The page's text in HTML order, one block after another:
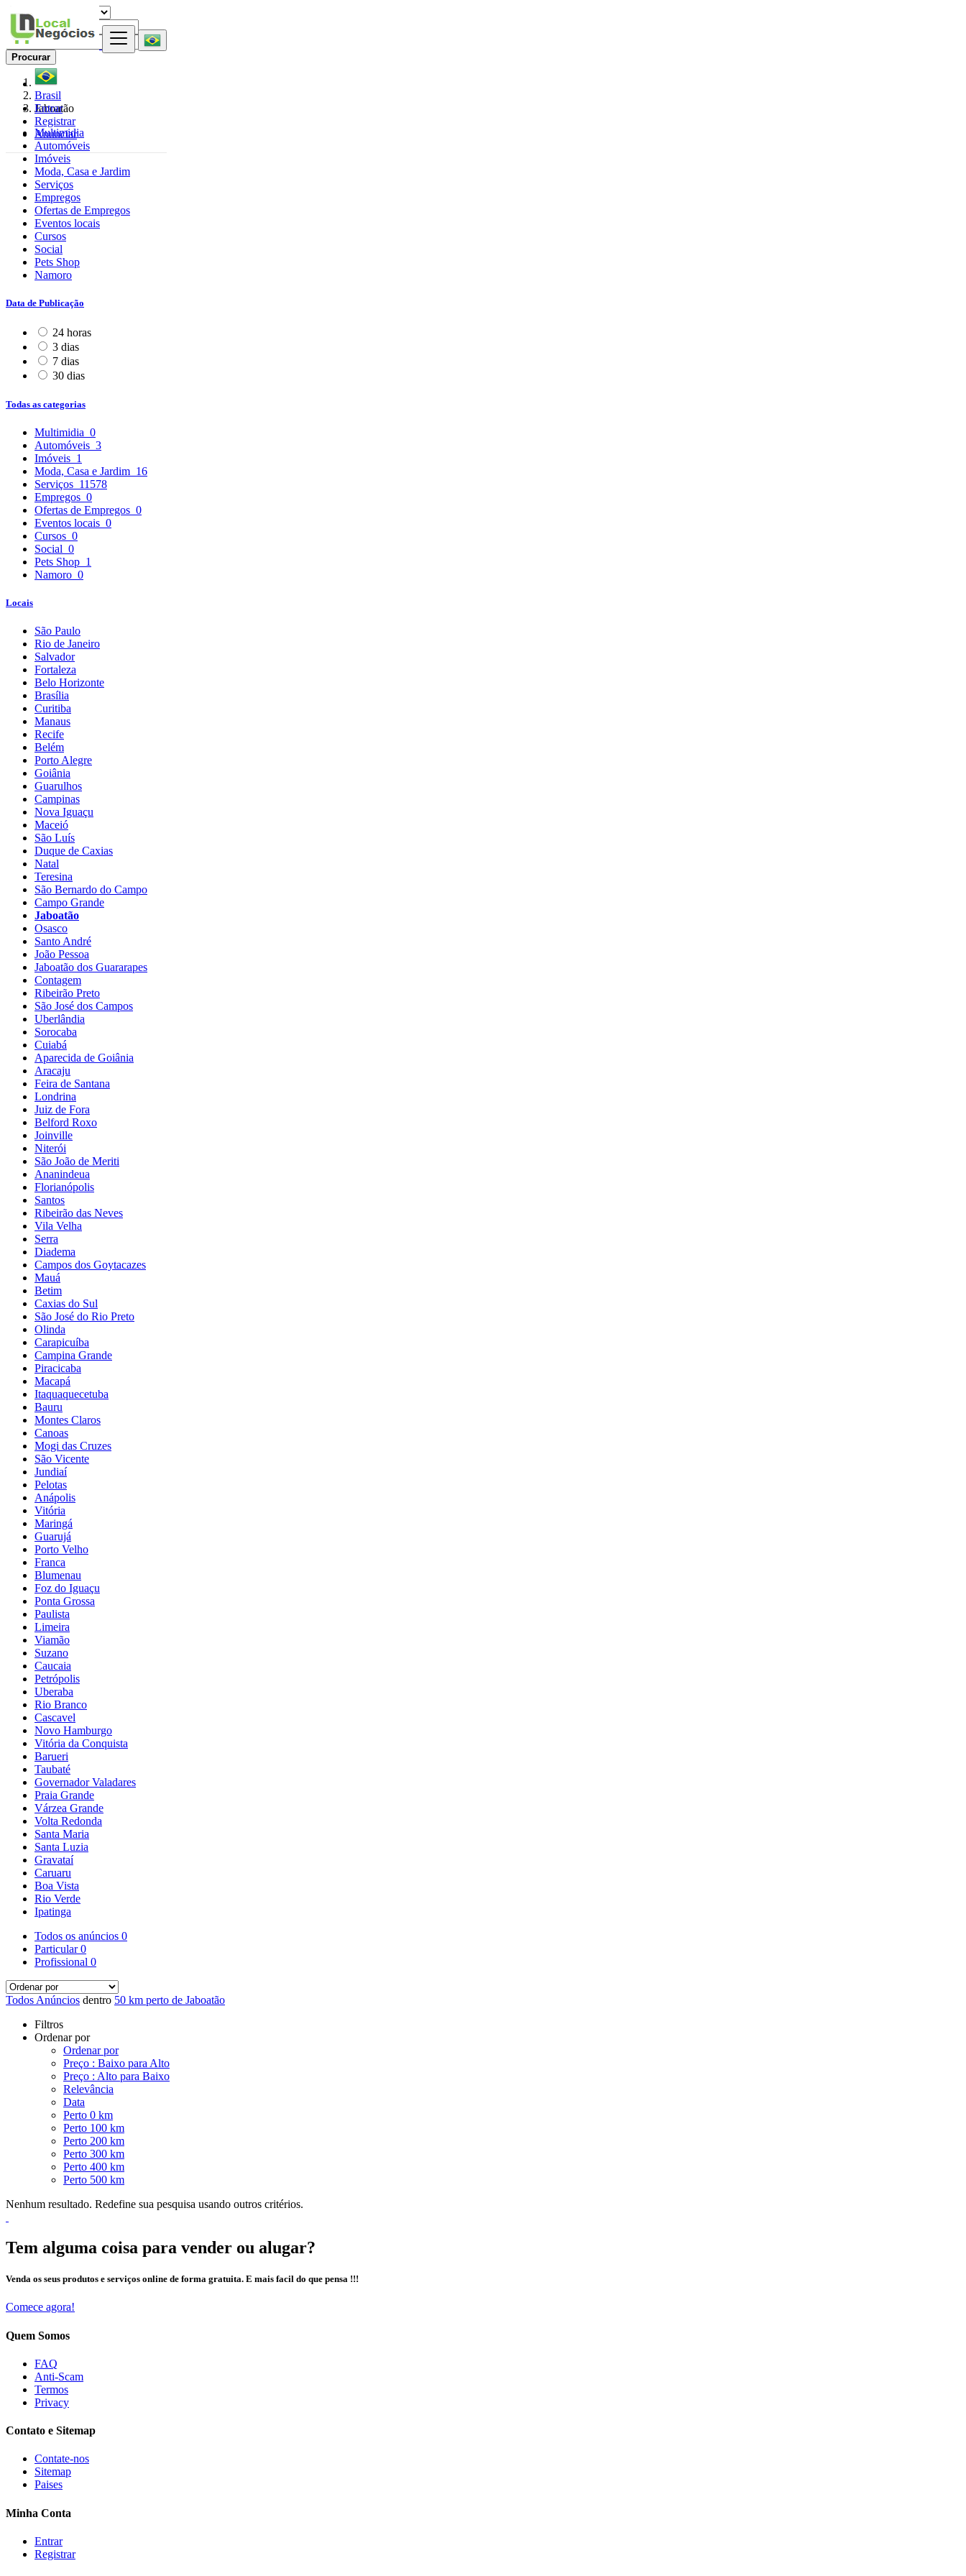
Entrar
Registrar
Anunciar
Procurar
Brasil
Jaboatão
Multimidia
Automóveis
Imóveis
Moda, Casa e Jardim
Serviços
Empregos
Ofertas de Empregos
Eventos locais
Cursos
Social
Pets Shop
Namoro
Data de Publicação
24 horas
3 dias
7 dias
30 dias
Todas as categorias
Multimidia 0
Automóveis 3
Imóveis 1
Moda, Casa e Jardim 16
Serviços 11578
Empregos 0
Ofertas de Empregos 0
Eventos locais 0
Cursos 0
Social 0
Pets Shop 1
Namoro 0
Locais
São Paulo
Rio de Janeiro
Salvador
Fortaleza
Belo Horizonte
Brasília
Curitiba
Manaus
Recife
Belém
Porto Alegre
Goiânia
Guarulhos
Campinas
Nova Iguaçu
Maceió
São Luís
Duque de Caxias
Natal
Teresina
São Bernardo do Campo
Campo Grande
Jaboatão
Osasco
Santo André
João Pessoa
Jaboatão dos Guararapes
Contagem
Ribeirão Preto
São José dos Campos
Uberlândia
Sorocaba
Cuiabá
Aparecida de Goiânia
Aracaju
Feira de Santana
Londrina
Juiz de Fora
Belford Roxo
Joinville
Niterói
São João de Meriti
Ananindeua
Florianópolis
Santos
Ribeirão das Neves
Vila Velha
Serra
Diadema
Campos dos Goytacazes
Mauá
Betim
Caxias do Sul
São José do Rio Preto
Olinda
Carapicuíba
Campina Grande
Piracicaba
Macapá
Itaquaquecetuba
Bauru
Montes Claros
Canoas
Mogi das Cruzes
São Vicente
Jundiaí
Pelotas
Anápolis
Vitória
Maringá
Guarujá
Porto Velho
Franca
Blumenau
Foz do Iguaçu
Ponta Grossa
Paulista
Limeira
Viamão
Suzano
Caucaia
Petrópolis
Uberaba
Rio Branco
Cascavel
Novo Hamburgo
Vitória da Conquista
Barueri
Taubaté
Governador Valadares
Praia Grande
Várzea Grande
Volta Redonda
Santa Maria
Santa Luzia
Gravataí
Caruaru
Boa Vista
Rio Verde
Ipatinga
Todos os anúncios 0
Particular0
Profissional 0
Todos Anúncios dentro 50 km perto de Jaboatão
Filtros
Ordenar por
Ordenar por
Preço : Baixo para Alto
Preço : Alto para Baixo
Relevância
Data
Perto 0 km
Perto 100 km
Perto 200 km
Perto 300 km
Perto 400 km
Perto 500 km
Nenhum resultado. Redefine sua pesquisa usando outros critérios.
Tem alguma coisa para vender ou alugar?
Venda os seus produtos e serviços online de forma gratuita. E mais facil do que pensa !!!
Comece agora!
Quem Somos
FAQ
Anti-Scam
Termos
Privacy
Contato e Sitemap
Contate-nos
Sitemap
Paises
Minha Conta
Entrar
Registrar